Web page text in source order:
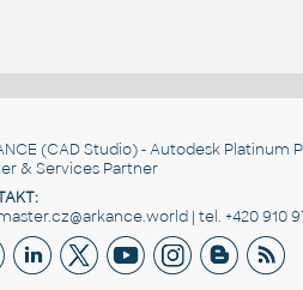
(CAD Studio) - Autodesk Platinum
& Services Partner
| tel. +420 910